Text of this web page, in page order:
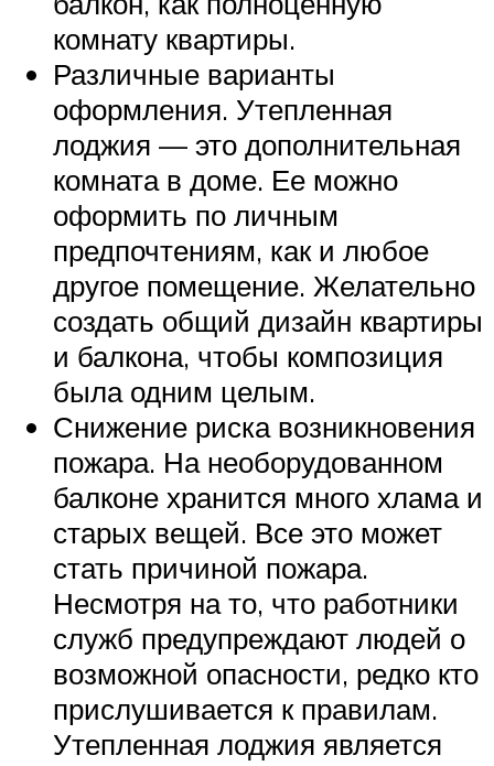
комнату квартиры.
Различные варианты
оформления. Утепленная
лоджия — это дополнительная
комната в доме. Ее можно
оформить по личным
предпочтениям, как и любое
другое помещение. Желательно
создать общий дизайн квартиры
и балкона, чтобы композиция
была одним целым.
Снижение риска возникновения
пожара. На необорудованном
балконе хранится много хлама и
старых вещей. Все это может
стать причиной пожара.
Несмотря на то, что работники
служб предупреждают людей о
возможной опасности, редко кто
прислушивается к правилам.
Утепленная лоджия является